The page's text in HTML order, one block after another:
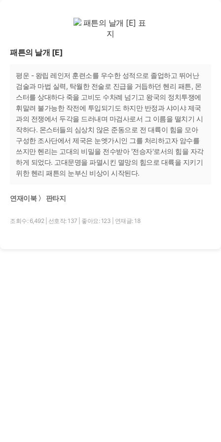
패튼의 날개 [E]
평운 - 왕립 레인저 훈련소를 우수한 성적으로 졸업하고 뛰어난
검술과 마법 실력, 탁월한 전술로 진급을 거듭하던 헨리 패튼, 몬
스터를 상대하다 죽을 고비도 수차례 넘기고 왕국의 정치투쟁에
휘말려 불가능한 작전에 투입되기도 하지만 반정과 샤이샤 제국
과의 전쟁에서 두각을 드러내며 마검사로서 그 이름을 떨치기 시
작하다. 몬스터들의 심상치 않은 준동으로 전 대륙이 힘을 모아
구성한 조사단에서 제국은 눈엣가시인 그를 처리하고자 암수를
쓰지만 헨리는 고대의 비밀을 전수받아 '전승자'로서의 힘을 자각
하게 되었다. 고대문명을 파멸시킨 멸망의 힘으로 대륙을 지키기
위한 헨리 패튼의 눈부신 비상이 시작된다.
연재이북 〉 판타지
조회수: 6,492 선호작: 137 좋아요: 123 연재글: 18